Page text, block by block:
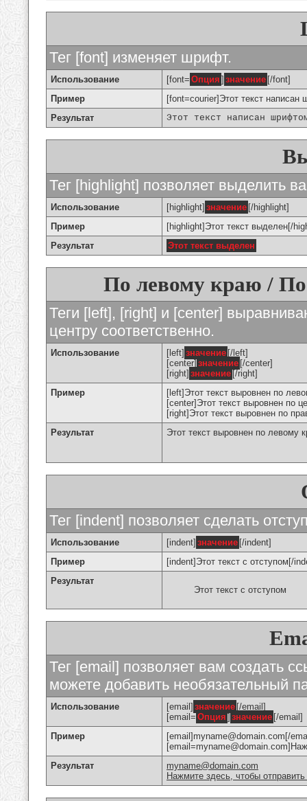
Тег [font] изменяет шрифт.
Использование [font= Опция ] значение [/font]
Пример
[font=courier]Этот текст
Результат
Этот текст написан
Тег [highlight] позволяет выделить
Использование [highlight] значение [/highlight]
Пример
[highlight]Этот текст выделен[/
Результат
Этот текст выделен
По левому краю /
Теги [left], [right] и [center]
центру соответственно.
Использование [left] значение [/left]
[center] значение [/center]
[right] значение [/right]
Пример
[left]Этот текст выровнен по
[center]Этот текст выровнен по
[right]Этот текст выровнен по
Результат
Этот текст выровнен по левому
Тег [indent] позволяет сделать
Использование [indent] значение [/indent]
Пример
[indent]Этот текст с отступом[/
Результат
Этот текст с отступом
Тег [email] позволяет вам создать
можете добавить необязательный
Использование [email] значение [/email]
[email= Опция ] значение [/email]
Пример
[email]myname@domain.com[/
Результат
myname@domain.com
Нажмите здесь, чтобы